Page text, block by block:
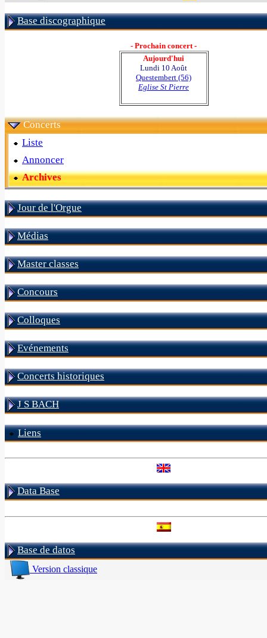
Base discographique
- Prochain concert -
Aujourd'hui
Lundi 10 Août
Questembert (56)
Eglise St Pierre
Concerts
Liste
Annoncer
Archives
Jour de l'Orgue
Médias
Master classes
Concours
Colloques
Evénements
Concerts historiques
J S BACH
Liens
Data Base
Base de datos
Version classique